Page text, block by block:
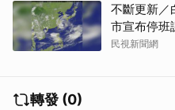
不斷更新
市宣布停班
民視新聞網
轉發 (0)